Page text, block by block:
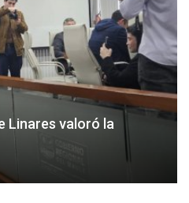
Linares valoró la